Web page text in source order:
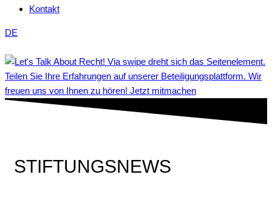
Kontakt
DE
Teilen Sie Ihre Erfahrungen auf unserer Beteiligungsplattform. Wir
freuen uns von Ihnen zu hören! Jetzt mitmachen
STIFTUNGSNEWS